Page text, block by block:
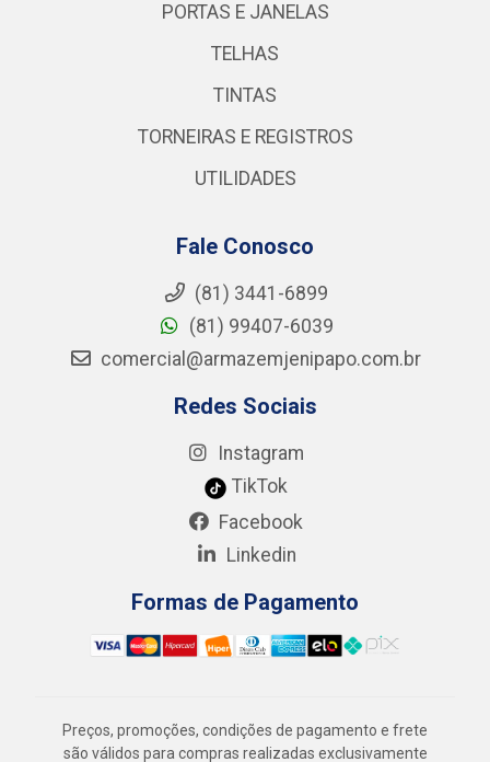
PORTAS E JANELAS
TELHAS
TINTAS
TORNEIRAS E REGISTROS
UTILIDADES
Fale Conosco
(81) 3441-6899
(81) 99407-6039
comercial@armazemjenipapo.com.br
Redes Sociais
Instagram
TikTok
Facebook
Linkedin
Formas de Pagamento
Preços, promoções, condições de pagamento e frete
são válidos para compras realizadas exclusivamente